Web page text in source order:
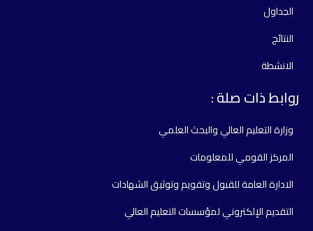
الجداول
النتائج
الانشطة
روابط ذات صلة :
وزارة التعليم العالي والبحث العلمي
المركز القومي للمعلومات
الادارة العامة للقبول وتقويم وتوثيق الشهادات
التقديم الإلكتروني لمؤسسات التعليم العالي